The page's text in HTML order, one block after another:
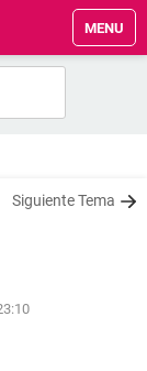
MENU
Siguiente Tema